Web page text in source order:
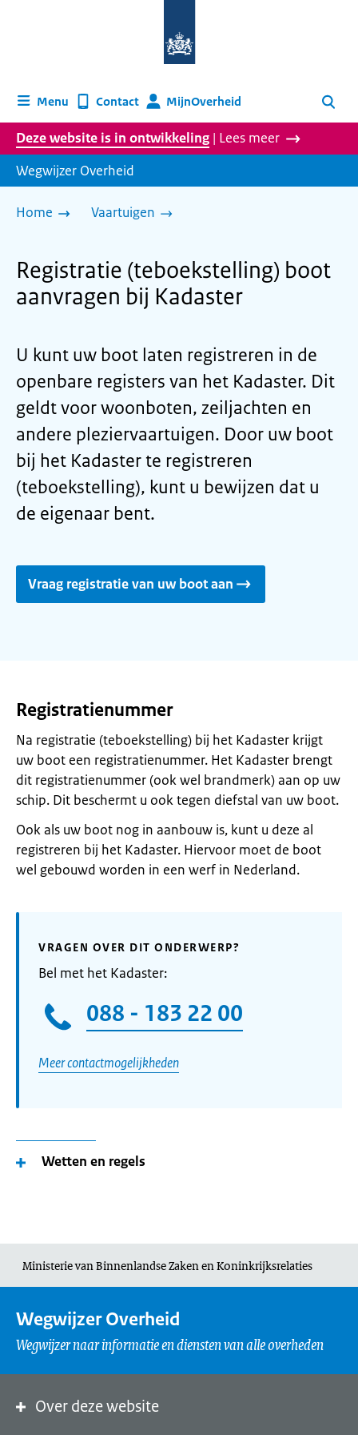
homepage
Menu Contact MijnOverheid Zoeken
Deze website is in ontwikkeling | Lees meer
Wegwijzer Overheid
Home Vaartuigen
Registratie (teboekstelling) boot
aanvragen bij Kadaster
U kunt uw boot laten registreren in de
openbare registers van het Kadaster. Dit
geldt voor woonboten, zeiljachten en
andere pleziervaartuigen. Door uw boot
bij het Kadaster te registreren
(teboekstelling), kunt u bewijzen dat u
de eigenaar bent.
Vraag registratie van uw boot aan
Registratienummer
Na registratie (teboekstelling) bij het Kadaster krijgt
uw boot een registratienummer. Het Kadaster brengt
dit registratienummer (ook wel brandmerk) aan op uw
schip. Dit beschermt u ook tegen diefstal van uw boot.
Ook als uw boot nog in aanbouw is, kunt u deze al
registreren bij het Kadaster. Hiervoor moet de boot
wel gebouwd worden in een werf in Nederland.
VRAGEN OVER DIT ONDERWERP?
Bel met het Kadaster:
088 - 183 22 00
Meer contactmogelijkheden
Wetten en regels
Ministerie van Binnenlandse Zaken en Koninkrijksrelaties
Wegwijzer Overheid
Wegwijzer naar informatie en diensten van alle overheden
Over deze website